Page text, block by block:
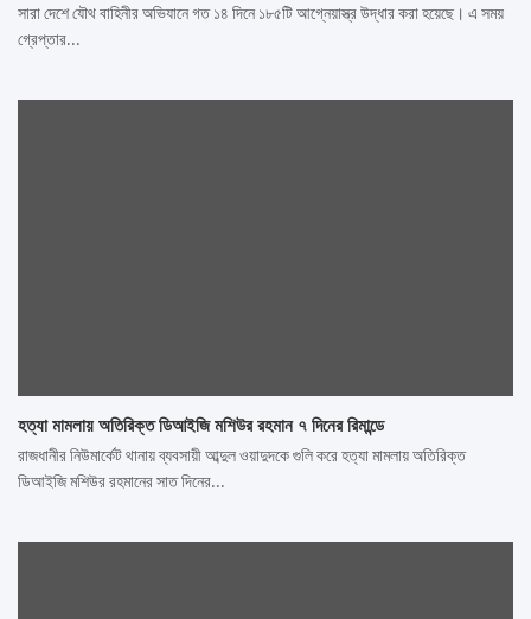
সারা দেশে যৌথ বাহিনীর অভিযানে গত ১৪ দিনে ১৮৫টি আগ্নেয়াস্ত্র উদ্ধার করা হয়েছে। এ সময়
গ্রেপ্তার…
হত্যা মামলায় অতিরিক্ত ডিআইজি মশিউর রহমান ৭ দিনের রিমান্ডে
রাজধানীর নিউমার্কেট থানায় ব্যবসায়ী আব্দুল ওয়াদুদকে গুলি করে হত্যা মামলায় অতিরিক্ত
ডিআইজি মশিউর রহমানের সাত দিনের…